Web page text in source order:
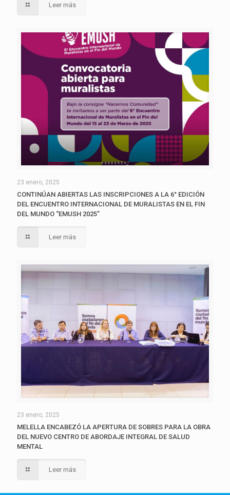
Leer más
23 enero, 2025
CONTINÚAN ABIERTAS LAS INSCRIPCIONES A LA 6° EDICIÓN
DEL ENCUENTRO INTERNACIONAL DE MURALISTAS EN EL FIN
DEL MUNDO “EMUSH 2025”
Leer más
23 enero, 2025
MELELLA ENCABEZÓ LA APERTURA DE SOBRES PARA LA OBRA
DEL NUEVO CENTRO DE ABORDAJE INTEGRAL DE SALUD
MENTAL
Leer más